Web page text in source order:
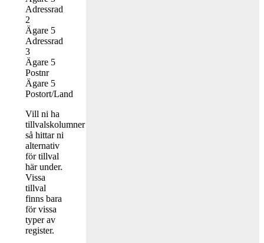
Adressrad
2
Ägare 5
Adressrad
3
Ägare 5
Postnr
Ägare 5
Postort/Land
Vill ni ha
tillvalskolumner
så hittar ni
alternativ
för tillval
här under.
Vissa
tillval
finns bara
för vissa
typer av
register.